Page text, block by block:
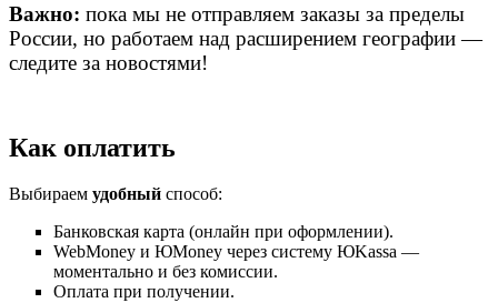
Важно: пока мы не отправляем заказы за пределы
России, но работаем над расширением географии —
следите за новостями!
Как оплатить
Выбираем удобный способ:
Банковская карта (онлайн при оформлении).
WebMoney и ЮMoney через систему ЮKassa —
моментально и без комиссии.
Оплата при получении.